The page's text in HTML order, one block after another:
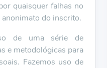
quaisquer falhas no
do inscrito.
de uma série de
e metodológicas para
Fazemos uso de